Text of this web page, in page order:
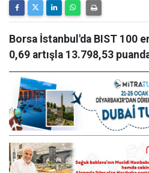
Borsa İstanbul'da BIST 100
0,69 artışla 13.798,53